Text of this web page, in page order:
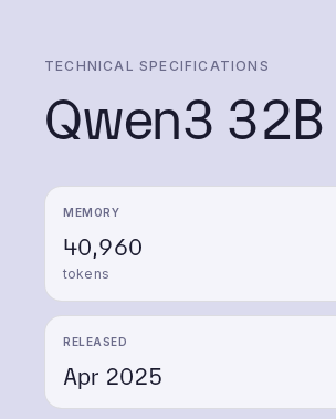
TECHNICAL SPECIFICATIONS
Qwen3 32B
MEMORY
40,960
tokens
RELEASED
Apr 2025